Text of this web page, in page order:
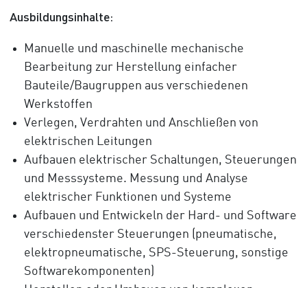
Ausbildungsinhalte:
Manuelle und maschinelle mechanische
Bearbeitung zur Herstellung einfacher
Bauteile/Baugruppen aus verschiedenen
Werkstoffen
Verlegen, Verdrahten und Anschließen von
elektrischen Leitungen
Aufbauen elektrischer Schaltungen, Steuerungen
und Messsysteme. Messung und Analyse
elektrischer Funktionen und Systeme
Aufbauen und Entwickeln der Hard- und Software
verschiedenster Steuerungen (pneumatische,
elektropneumatische, SPS-Steuerung, sonstige
Softwarekomponenten)